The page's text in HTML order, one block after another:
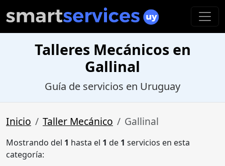
Talleres Mecánicos en
Gallinal
Guía de servicios en Uruguay
Inicio Taller Mecánico Gallinal
Mostrando del 1 hasta el 1 de 1 servicios en esta
categoría: